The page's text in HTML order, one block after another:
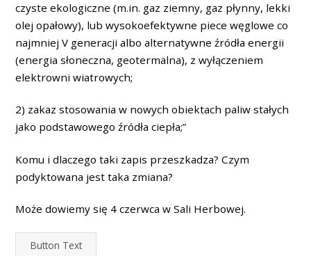
czyste ekologiczne (m.in. gaz ziemny, gaz płynny, lekki
olej opałowy), lub wysokoefektywne piece węglowe co
najmniej V generacji albo alternatywne źródła energii
(energia słoneczna, geotermalna), z wyłączeniem
elektrowni wiatrowych;
2) zakaz stosowania w nowych obiektach paliw stałych
jako podstawowego źródła ciepła;”
Komu i dlaczego taki zapis przeszkadza? Czym
podyktowana jest taka zmiana?
Może dowiemy się 4 czerwca w Sali Herbowej.
Button Text